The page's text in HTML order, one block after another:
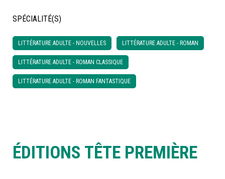
À LA POINTE DE LA PROFESSION
À PROPOS DEVENIR MEMBRE
ÉDITIONS TÊTE PREMIÈRE
SPÉCIALITÉ(S)
LITTÉRATURE ADULTE - NOUVELLES LITTÉRATURE ADULTE - ROMAN
LITTÉRATURE ADULTE - ROMAN CLASSIQUE
LITTÉRATURE ADULTE - ROMAN FANTASTIQUE